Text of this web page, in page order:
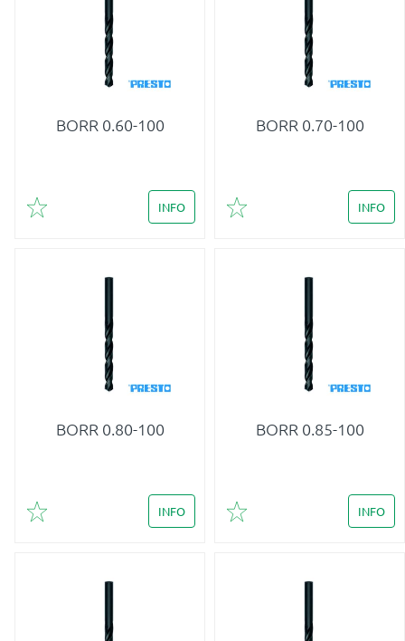
BORR 0.60-100
Lägg till i favoriter
INFO
BORR 0.70-100
Lägg till i favoriter
INFO
BORR 0.80-100
Lägg till i favoriter
INFO
BORR 0.85-100
Lägg till i favoriter
INFO